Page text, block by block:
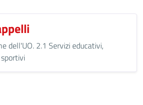
dell'UO. 2.1 Servizi educativi,